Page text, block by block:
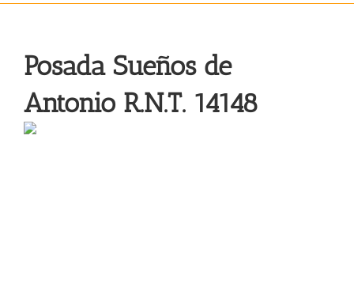
Posada Sueños de
Antonio R.N.T. 14148